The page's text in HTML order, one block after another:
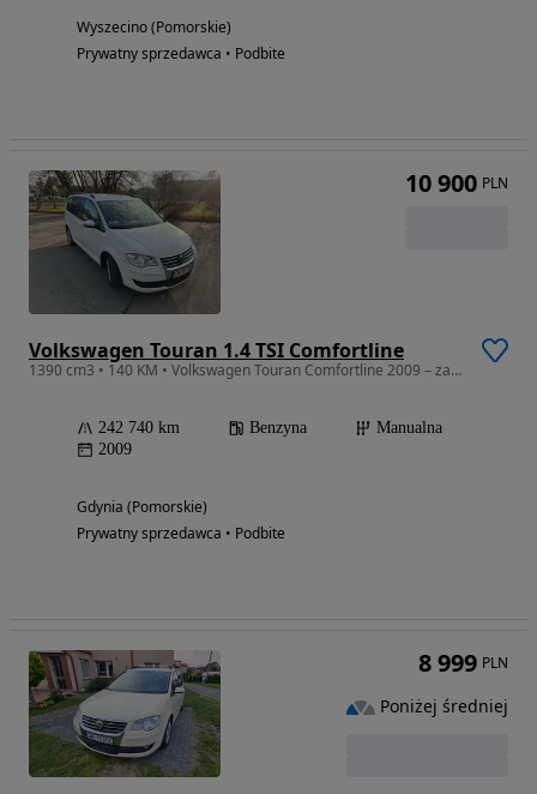
Wyszecino (Pomorskie)
Prywatny sprzedawca • Podbite
Volkswagen Touran 1.4 TSI Comfortline
1390 cm3 • 140 KM • Volkswagen Touran Comfortline 2009 – zadbany, rodzinny, praktyczny
242 740 km Benzyna
Manualna
2009
Gdynia (Pomorskie)
Prywatny sprzedawca • Podbite
10 900 PLN
8 999 PLN
Poniżej średniej